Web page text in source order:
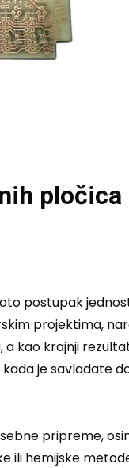
postupak
projektima,
a kao krajnji
je savladate
pripreme,
ili hemijske